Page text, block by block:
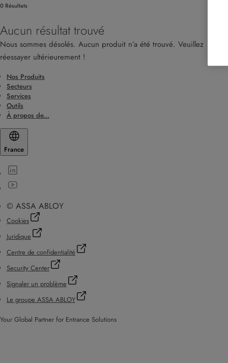
0 Résultats
Aucun résultat trouvé
Nous sommes désolés. Aucun produit n’a été trouvé. Veuillez
réessayer ultérieurement !
Nos Produits
Secteurs
Services
Outils
À propos de...
France
© ASSA ABLOY
Cookies
Juridique
Centre de confidentialité
Security Center
Signaler un problème
Le groupe ASSA ABLOY
Your Global Partner for Entrance Solutions